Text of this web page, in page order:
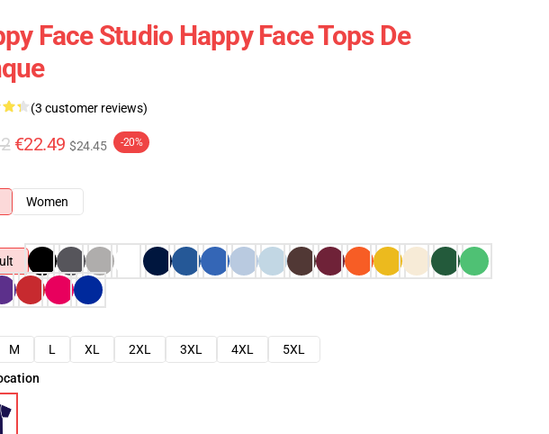
Face Studio Happy Face Tops De
(3 customer reviews)
€22.49 $24.45 -20%
Women
M L XL 2XL 3XL 4XL
5XL